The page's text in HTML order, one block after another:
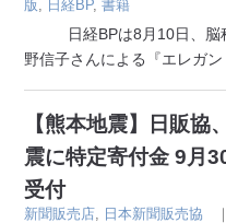
版
日経BP,書籍
日経BPは8月10日、脳
野信子さんによる『エレガン
【熊本地震】日販協
震に特定寄付金 9月
受付
新聞販売店
日本新聞販売協
｜